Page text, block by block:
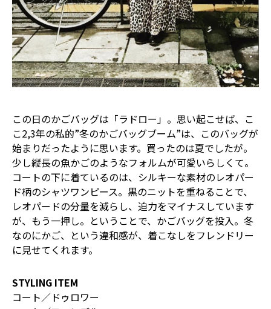
この日のかごバッグは「ラドロー」。思い起こせば、こ
こ2,3年の私的”冬のかごバッグブーム”は、このバッグが
始まりだったように思います。買ったのは夏でしたが。
少し縦長の魚かごのようなフォルムが可愛いらしくて。
コートの下に着ているのは、シルキーな素材のレオパー
ド柄のシャツワンピース。黒のニットを重ねることで、
レオパードの分量を減らし、迫力をマイナスしています
が、もう一押し。ということで、かごバッグを投入。冬
なのにかご、という違和感が、着こなしをフレンドリー
に見せてくれます。
STYLING ITEM
コート／ドゥロワー